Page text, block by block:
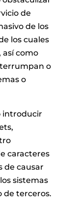
de
de los
los cuales
así como
o
o
introducir
caracteres
de causar
sistemas
de terceros.